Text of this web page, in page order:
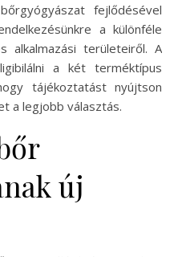
fejlődésével
a különféle
alkalmazási területeiről. A
a két terméktípus
tájékoztatást nyújtson
a legjobb választás.
új